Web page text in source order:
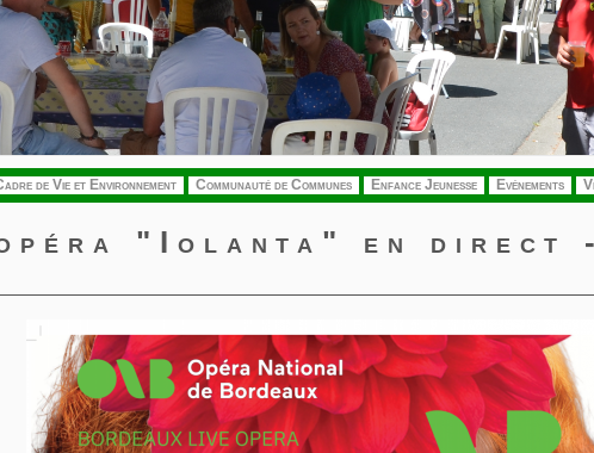
de Vie et Environnement Communauté de Communes Enfance Jeunesse Evénements
"Iolanta" en direct -